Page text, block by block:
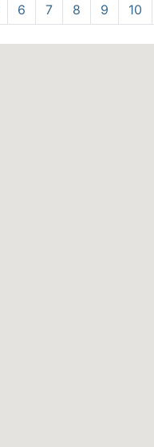
Page 3 sur 39
6 7 8 9 10